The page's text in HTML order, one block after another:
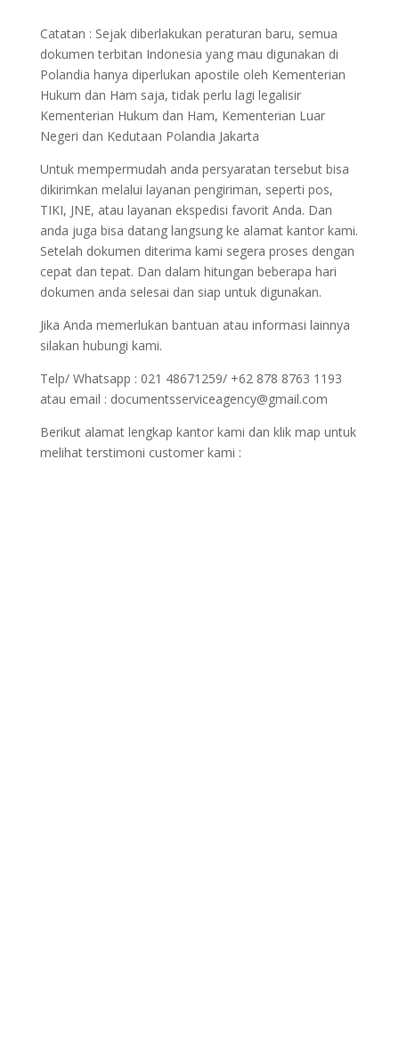
Catatan : Sejak diberlakukan peraturan baru, semua
dokumen terbitan Indonesia yang mau digunakan di
Polandia hanya diperlukan apostile oleh Kementerian
Hukum dan Ham saja, tidak perlu lagi legalisir
Kementerian Hukum dan Ham, Kementerian Luar
Negeri dan Kedutaan Polandia Jakarta
Untuk mempermudah anda persyaratan tersebut bisa
dikirimkan melalui layanan pengiriman, seperti pos,
TIKI, JNE, atau layanan ekspedisi favorit Anda. Dan
anda juga bisa datang langsung ke alamat kantor kami.
Setelah dokumen diterima kami segera proses dengan
cepat dan tepat. Dan dalam hitungan beberapa hari
dokumen anda selesai dan siap untuk digunakan.
Jika Anda memerlukan bantuan atau informasi lainnya
silakan hubungi kami.
Telp/ Whatsapp : 021 48671259/ +62 878 8763 1193
atau email : documentsserviceagency@gmail.com
Berikut alamat lengkap kantor kami dan klik map untuk
melihat terstimoni customer kami :